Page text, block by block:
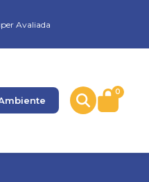
Avaliada
0